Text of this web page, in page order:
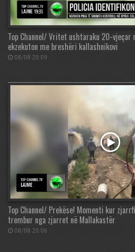
Top Channel/ Vritet ushtaraku 20-vjeçar
ekzekuton me breshëri kallashnikovi
08/08 20:09
Top Channel/ Prekëse! Momenti kur
trembur nga zjarret në Mallakastër
08/08 20:06